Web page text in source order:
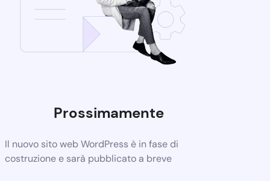
Prossimamente
Il nuovo sito web WordPress è in fase di
costruzione e sarà pubblicato a breve